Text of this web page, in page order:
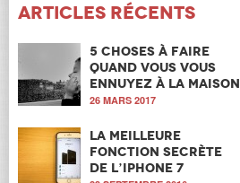
Articles récents
5 choses à faire
quand vous vous
ennuyez à la maison
26 MARS 2017
La meilleure
fonction secrète
de l’iPhone 7